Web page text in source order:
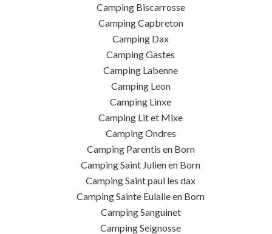
Camping Biscarrosse
Camping Capbreton
Camping Dax
Camping Gastes
Camping Labenne
Camping Leon
Camping Linxe
Camping Lit et Mixe
Camping Ondres
Camping Parentis en Born
Camping Saint Julien en Born
Camping Saint paul les dax
Camping Sainte Eulalie en Born
Camping Sanguinet
Camping Seignosse